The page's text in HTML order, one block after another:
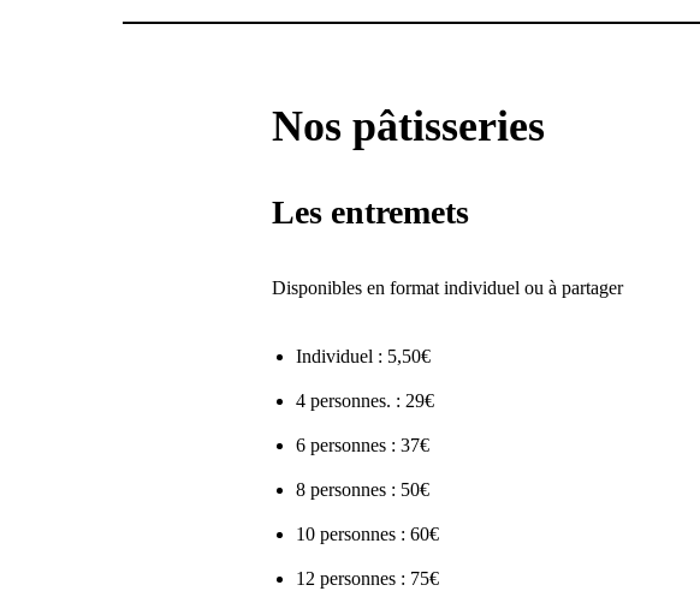
Nos pâtisseries
Les entremets
Disponibles en format individuel ou à partager
Individuel : 5,50€
4 personnes. : 29€
6 personnes : 37€
8 personnes : 50€
10 personnes : 60€
12 personnes : 75€